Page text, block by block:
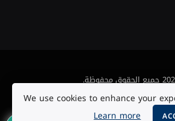
We use cookies to enhance your
Learn more
معنا الأرشيف
سياسة الخصوصية